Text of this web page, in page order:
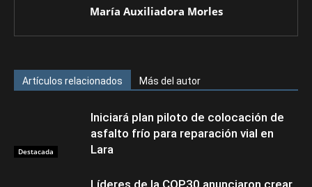
María Auxiliadora Morles
Artículos relacionados Más del autor
Destacada
Iniciará plan piloto de colocación de
asfalto frío para reparación vial en
Lara
Líderes de la COP30 anunciaron crear